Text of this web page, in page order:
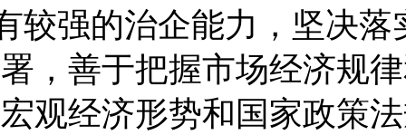
较强的治企能力，坚决落
，善于把握市场经济规
观经济形势和国家政策